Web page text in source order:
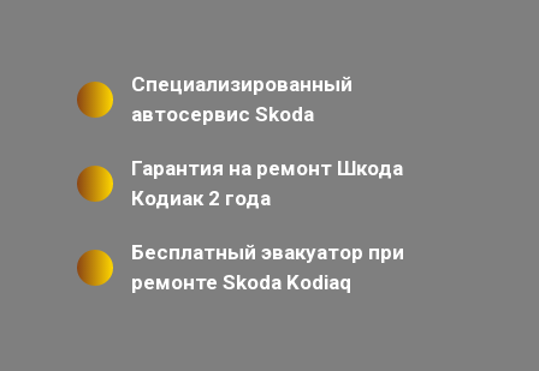
Специализированный
автосервис Skoda
Гарантия на ремонт Шкода
Кодиак 2 года
Бесплатный эвакуатор при
ремонте Skoda Kodiaq